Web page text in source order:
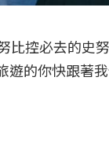
比控必去的史
遊的你快跟著